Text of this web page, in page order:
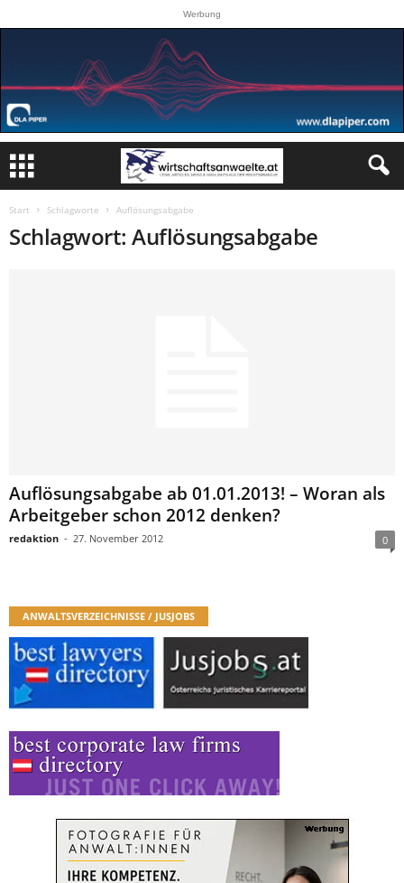
Werbung
Start Schlagworte Auflösungsabgabe
Schlagwort: Auflösungsabgabe
Auflösungsabgabe ab 01.01.2013! – Woran als
Arbeitgeber schon 2012 denken?
redaktion - 27. November 2012 0
ANWALTSVERZEICHNISSE / JUSJOBS